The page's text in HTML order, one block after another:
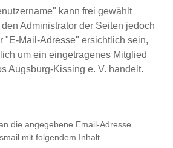
kann frei gewählt
Administrator der Seiten jedoch
"E-Mail-Adresse" ersichtlich sein,
um ein eingetragenes Mitglied
Augsburg-Kissing e. V. handelt.
die angegebene Email-Adresse
mit folgendem Inhalt